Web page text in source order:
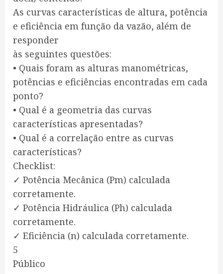
As curvas características de altura, potência
e eficiência em função da vazão, além de
responder
às seguintes questões:
• Quais foram as alturas manométricas,
potências e eficiências encontradas em cada
ponto?
• Qual é a geometria das curvas
características apresentadas?
• Qual é a correlação entre as curvas
características?
Checklist:
✓ Potência Mecânica (Pm) calculada
corretamente.
✓ Potência Hidráulica (Ph) calculada
corretamente.
✓ Eficiência (n) calculada corretamente.
5
Público